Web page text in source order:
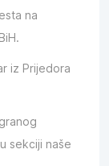
na
iz Prijedora
sekciji naše